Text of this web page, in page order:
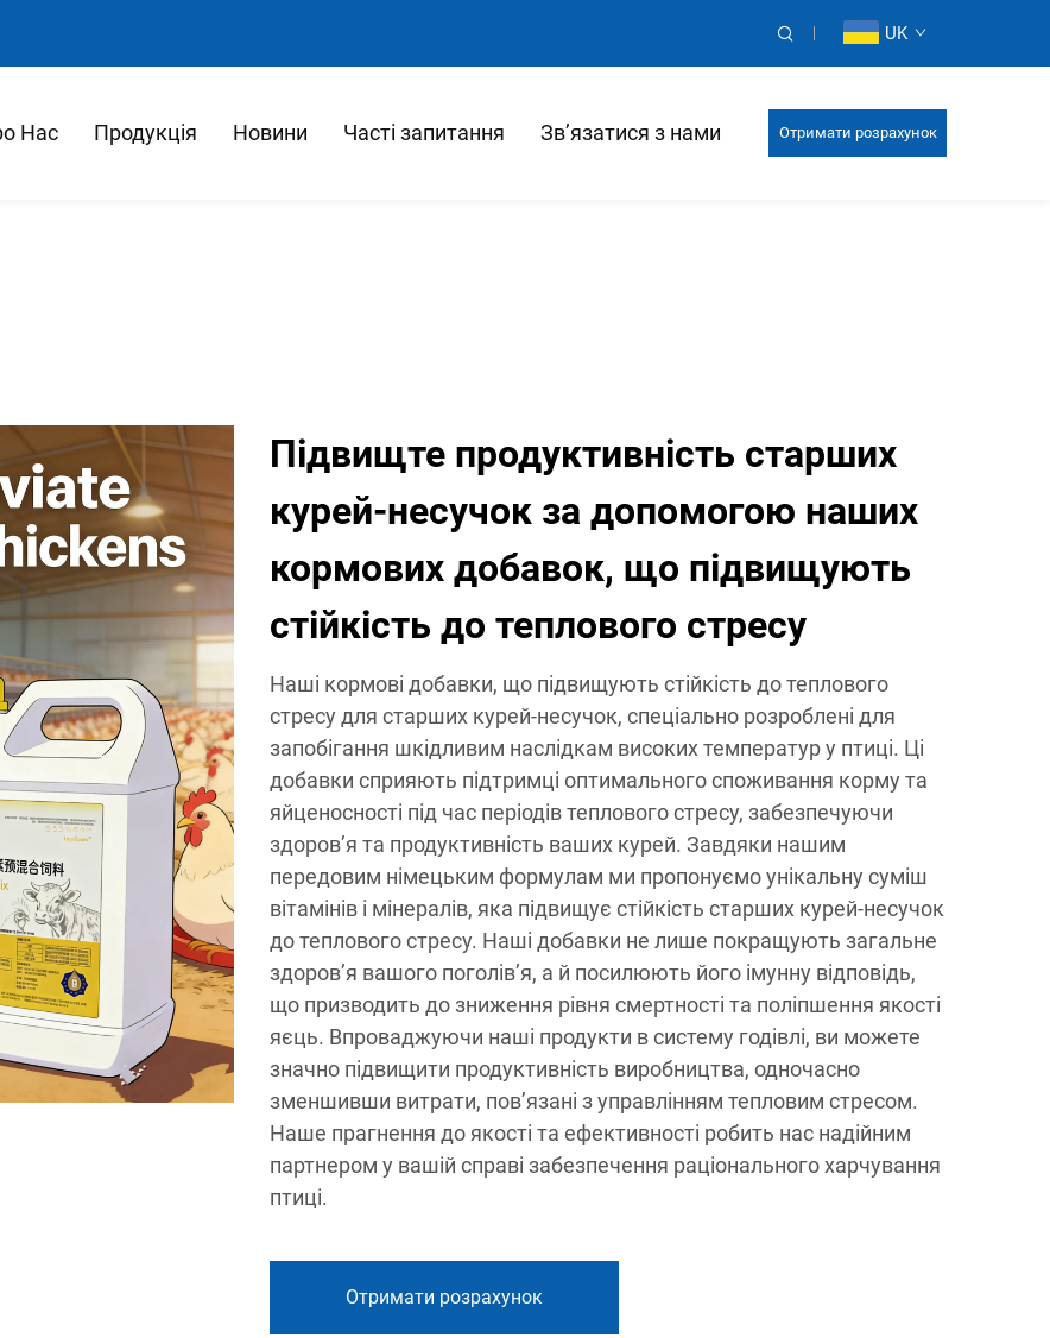
UK
Нас Продукція Новини Часті запитання Зв’язатися з нами Отримати розрахунок
Підвищте продуктивність старших
курей-несучок за допомогою наших
кормових добавок, що підвищують
стійкість до теплового стресу
Наші кормові добавки, що підвищують стійкість до теплового
стресу для старших курей-несучок, спеціально розроблені для
запобігання шкідливим наслідкам високих температур у птиці. Ці
добавки сприяють підтримці оптимального споживання корму та
яйценосності під час періодів теплового стресу, забезпечуючи
здоров’я та продуктивність ваших курей. Завдяки нашим
передовим німецьким формулам ми пропонуємо унікальну суміш
вітамінів і мінералів, яка підвищує стійкість старших курей-несучок
до теплового стресу. Наші добавки не лише покращують загальне
здоров’я вашого поголів’я, а й посилюють його імунну відповідь,
що призводить до зниження рівня смертності та поліпшення якості
яєць. Впроваджуючи наші продукти в систему годівлі, ви можете
значно підвищити продуктивність виробництва, одночасно
зменшивши витрати, пов’язані з управлінням тепловим стресом.
Наше прагнення до якості та ефективності робить нас надійним
партнером у вашій справі забезпечення раціонального харчування
птиці.
Отримати розрахунок